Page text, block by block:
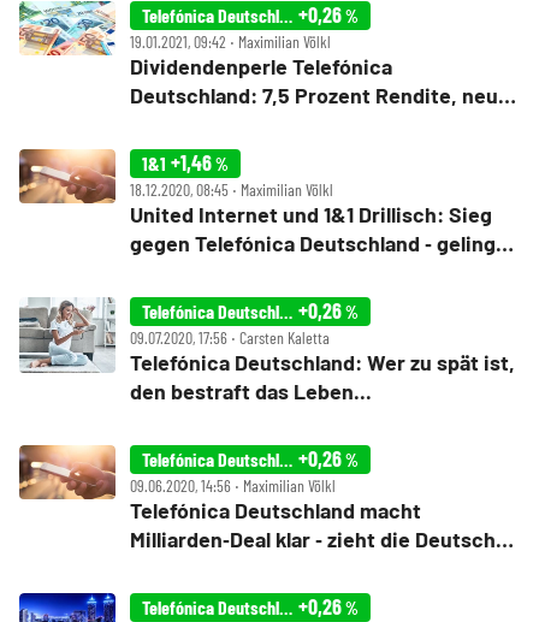
Telefónica Deutschland +0,26%
19.01.2021, 09:42 ‧ Maximilian Völkl
Dividendenperle Telefónica
Deutschland: 7,5 Prozent Rendite, neue
1&1 +1,46%
18.12.2020, 08:45 ‧ Maximilian Völkl
United Internet und 1&1 Drillisch: Sieg
gegen Telefónica Deutschland ‑ gelingt
Telefónica Deutschland +0,26%
09.07.2020, 17:56 ‧ Carsten Kaletta
Telefónica Deutschland: Wer zu spät ist,
den bestraft das Leben...
Telefónica Deutschland +0,26%
09.06.2020, 14:56 ‧ Maximilian Völkl
Telefónica Deutschland macht
Milliarden‑Deal klar ‑ zieht die Deutsche
Telefónica Deutschland +0,26%